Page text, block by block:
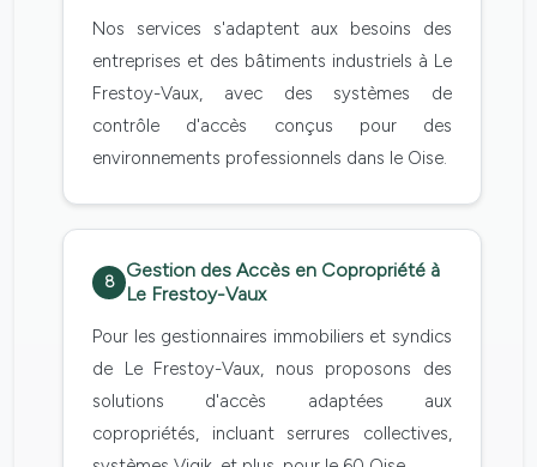
Nos services s'adaptent aux besoins des
entreprises et des bâtiments industriels à Le
Frestoy-Vaux, avec des systèmes de
contrôle d'accès conçus pour des
environnements professionnels dans le Oise.
8
Gestion des Accès en Copropriété à
Le Frestoy-Vaux
Pour les gestionnaires immobiliers et syndics
de Le Frestoy-Vaux, nous proposons des
solutions d'accès adaptées aux
copropriétés, incluant serrures collectives,